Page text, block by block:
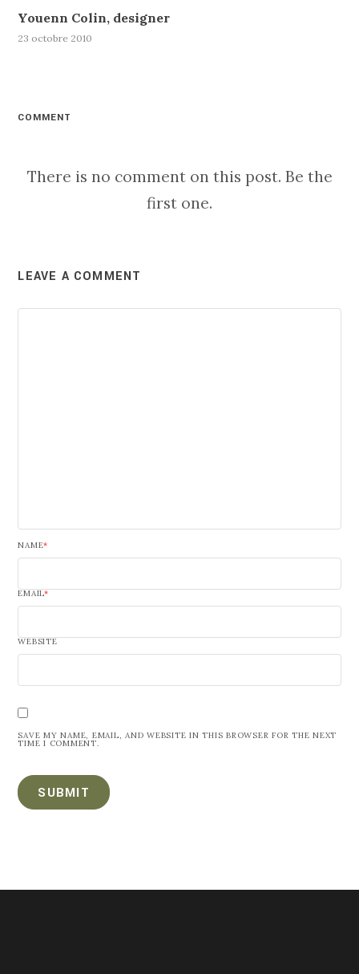
Youenn Colin, designer
23 octobre 2010
COMMENT
There is no comment on this post. Be the
first one.
LEAVE A COMMENT
NAME*
EMAIL*
WEBSITE
SAVE MY NAME, EMAIL, AND WEBSITE IN THIS BROWSER FOR THE NEXT
TIME I COMMENT.